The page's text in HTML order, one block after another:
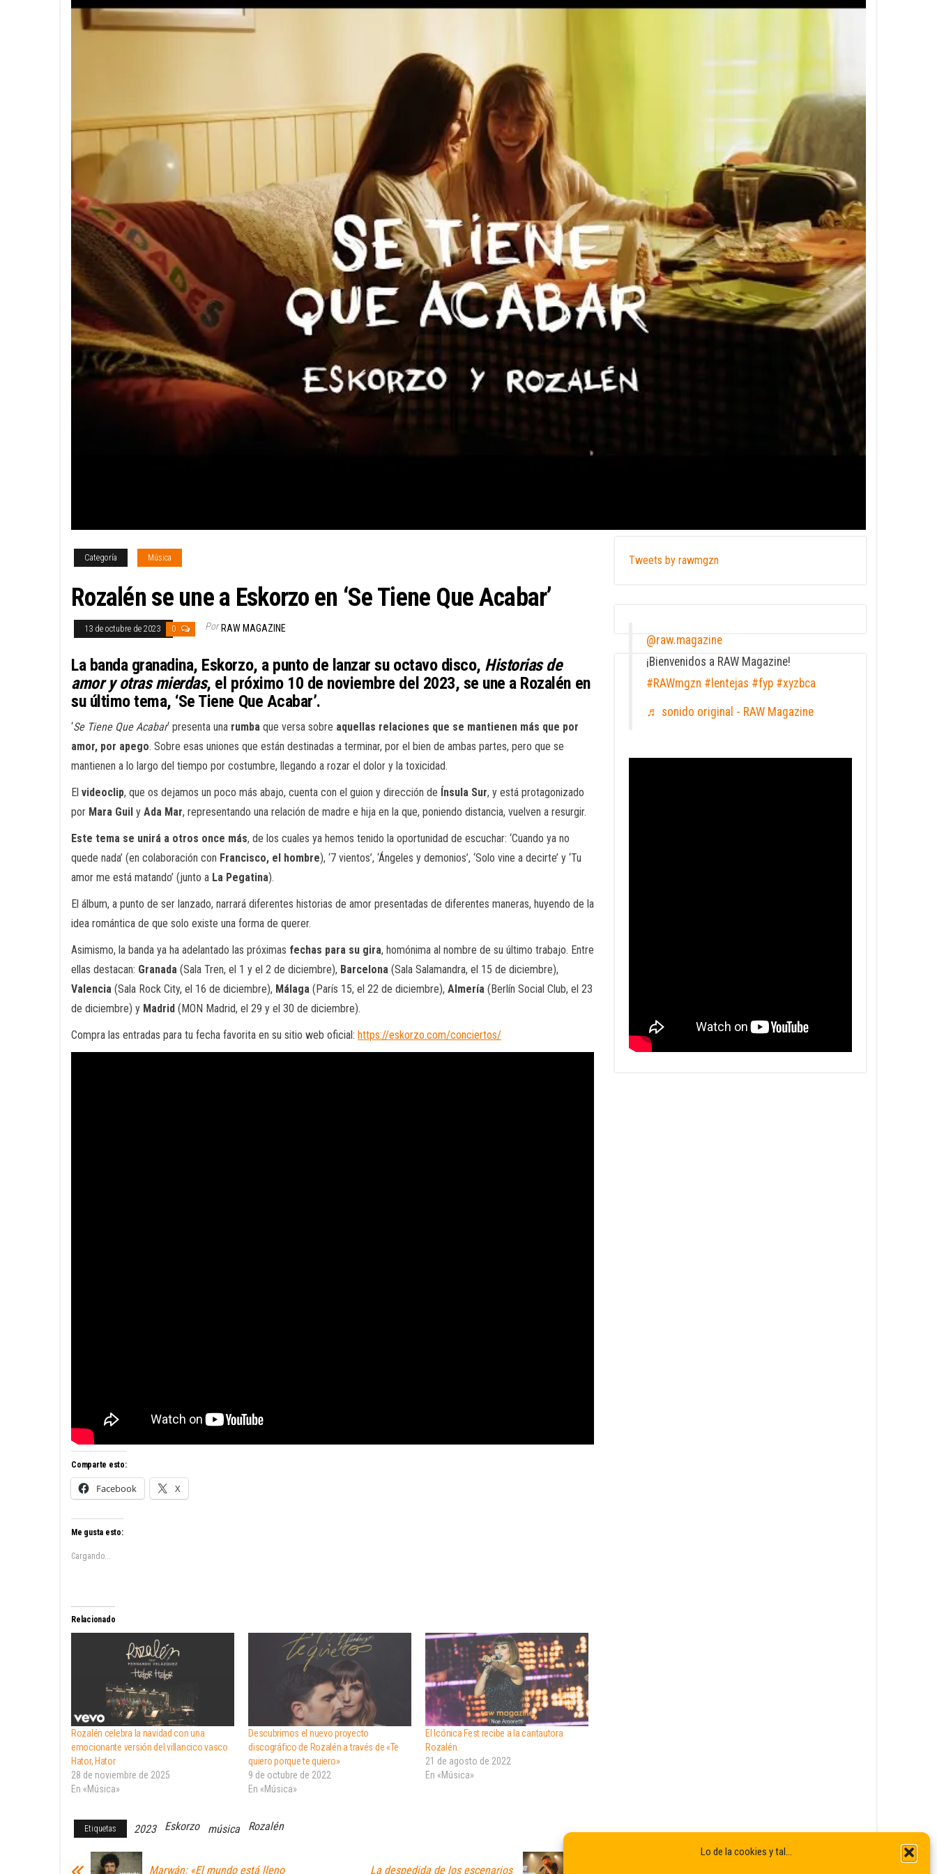
Lo de la cookies y tal...
Categoría Música
Rozalén se une a Eskorzo en ‘Se Tiene Que Acabar’
13 de octubre de 2023 0 Por RAW MAGAZINE
La banda granadina, Eskorzo, a punto de lanzar su octavo disco, Historias de
amor y otras mierdas, el próximo 10 de noviembre del 2023, se une a Rozalén en
su último tema, ‘Se Tiene Que Acabar’.
‘Se Tiene Que Acabar‘ presenta una rumba que versa sobre aquellas relaciones que se mantienen más que por
amor, por apego. Sobre esas uniones que están destinadas a terminar, por el bien de ambas partes, pero que se
mantienen a lo largo del tiempo por costumbre, llegando a rozar el dolor y la toxicidad.
El videoclip, que os dejamos un poco más abajo, cuenta con el guion y dirección de Ínsula Sur, y está protagonizado
por Mara Guil y Ada Mar, representando una relación de madre e hija en la que, poniendo distancia, vuelven a resurgir.
Este tema se unirá a otros once más, de los cuales ya hemos tenido la oportunidad de escuchar: ‘Cuando ya no
quede nada’ (en colaboración con Francisco, el hombre), ‘7 vientos’, ‘Ángeles y demonios’, ‘Solo vine a decirte’ y ‘Tu
amor me está matando’ (junto a La Pegatina).
El álbum, a punto de ser lanzado, narrará diferentes historias de amor presentadas de diferentes maneras, huyendo de la
idea romántica de que solo existe una forma de querer.
Asimismo, la banda ya ha adelantado las próximas fechas para su gira, homónima al nombre de su último trabajo. Entre
ellas destacan: Granada (Sala Tren, el 1 y el 2 de diciembre), Barcelona (Sala Salamandra, el 15 de diciembre),
Valencia (Sala Rock City, el 16 de diciembre), Málaga (París 15, el 22 de diciembre), Almería (Berlín Social Club, el 23
de diciembre) y Madrid (MON Madrid, el 29 y el 30 de diciembre).
Compra las entradas para tu fecha favorita en su sitio web oficial: https://eskorzo.com/conciertos/
Comparte esto:
Facebook X
Me gusta esto:
Cargando...
Relacionado
Rozalén celebra la navidad con una
emocionante versión del villancico vasco
Hator, Hator
28 de noviembre de 2025
En «Música»
Descubrimos el nuevo proyecto
discográfico de Rozalén a través de «Te
quiero porque te quiero»
9 de octubre de 2022
En «Música»
El Icónica Fest recibe a la cantautora
Rozalén.
21 de agosto de 2022
En «Música»
Etiquetas 2023 Eskorzo música Rozalén
Marwán: «El mundo está lleno La despedida de los escenarios
Tweets by rawmgzn
@raw.magazine
¡Bienvenidos a RAW Magazine!
#RAWmgzn #lentejas #fyp #xyzbca
♬ sonido original - RAW Magazine